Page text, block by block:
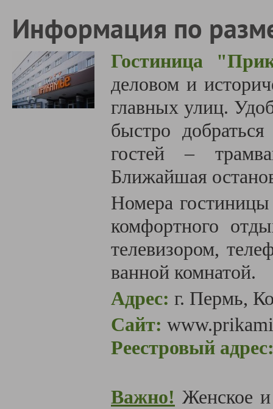
Информация по
Гостиница
деловом и
главных улиц.
быстро
гостей –
Ближайшая
Номера
комфортного
телевизором,
ванной комнатой.
Адрес: г. Пермь,
Сайт:
Реестровый
Важно! Женское